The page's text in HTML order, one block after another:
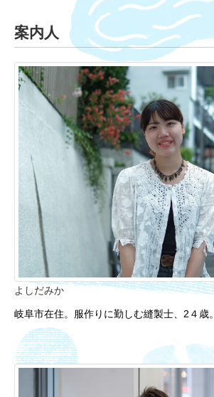
案内人
よしだみか
岐阜市在住。服作りに勤しむ縫製士、2４歳。